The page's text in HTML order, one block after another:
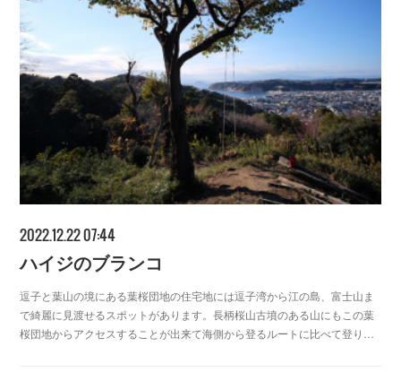
2022.12.22 07:44
ハイジのブランコ
逗子と葉山の境にある葉桜団地の住宅地には逗子湾から江の島、富士山ま
で綺麗に見渡せるスポットがあります。長柄桜山古墳のある山にもこの葉
桜団地からアクセスすることが出来て海側から登るルートに比べて登り…